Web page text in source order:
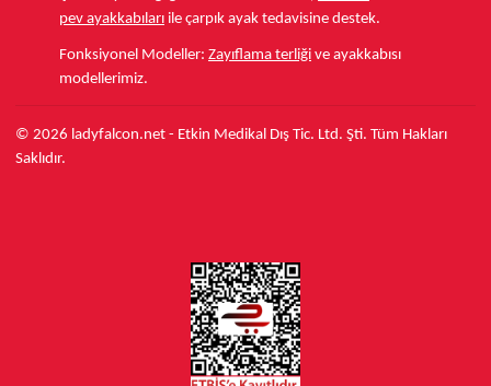
pev ayakkabıları ile çarpık ayak tedavisine destek.
Fonksiyonel Modeller: Zayıflama terliği ve ayakkabısı
modellerimiz.
© 2026 ladyfalcon.net - Etkin Medikal Dış Tic. Ltd. Şti. Tüm Hakları
Saklıdır.